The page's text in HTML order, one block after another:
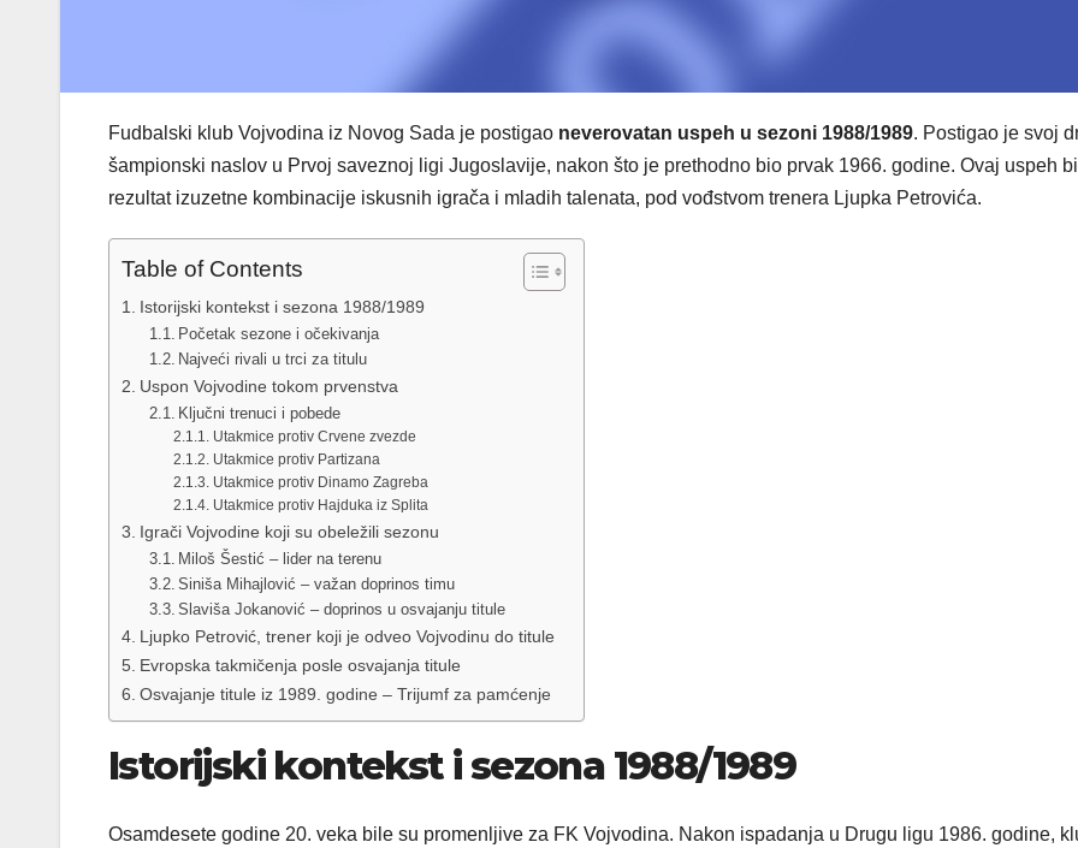
Fudbalski klub Vojvodina iz Novog Sada je postigao neverovatan uspeh u sezoni 1988/1989. Postigao je svoj
šampionski naslov u Prvoj saveznoj ligi Jugoslavije, nakon što je prethodno bio prvak 1966. godine. Ovaj uspeh
rezultat izuzetne kombinacije iskusnih igrača i mladih talenata, pod vođstvom trenera Ljupka Petrovića.
Table of Contents
Istorijski kontekst i sezona 1988/1989
Početak sezone i očekivanja
Najveći rivali u trci za titulu
Uspon Vojvodine tokom prvenstva
Ključni trenuci i pobede
Utakmice protiv Crvene zvezde
Utakmice protiv Partizana
Utakmice protiv Dinamo Zagreba
Utakmice protiv Hajduka iz Splita
Igrači Vojvodine koji su obeležili sezonu
Miloš Šestić – lider na terenu
Siniša Mihajlović – važan doprinos timu
Slaviša Jokanović – doprinos u osvajanju titule
Ljupko Petrović, trener koji je odveo Vojvodinu do titule
Evropska takmičenja posle osvajanja titule
Osvajanje titule iz 1989. godine – Trijumf za pamćenje
Istorijski kontekst i sezona 1988/1989
Osamdesete godine 20. veka bile su promenljive za FK Vojvodina. Nakon ispadanja u Drugu ligu 1986. godine,